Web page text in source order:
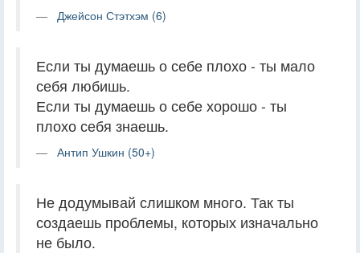
Джейсон Стэтхэм (6)
Если ты думаешь о себе плохо - ты мало
себя любишь.
Если ты думаешь о себе хорошо - ты
плохо себя знаешь.
Антип Ушкин (50+)
Не додумывай слишком много. Так ты
создаешь проблемы, которых изначально
не было.